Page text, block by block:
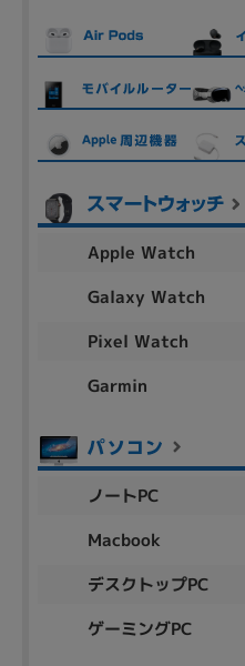
Apple Watch
Galaxy Watch
Pixel Watch
Garmin
ノートPC
Macbook
デスクトップPC
ゲーミングPC
ランク
商品状態の絞り込み
新品/未使用 中古 新品
容量
~
円 ～